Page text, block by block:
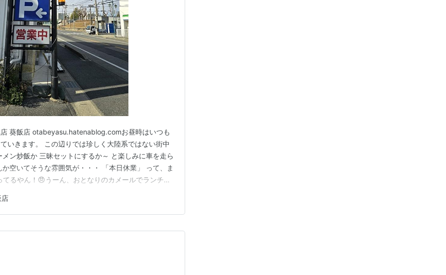
葵飯店 otabeyasu.hatenablog.comお昼時はいつも
いきます。 この辺りでは珍しく大陸系ではない街中
ン炒飯か 三昧セットにするか～ と楽しみに車を走ら
空いてそうな雰囲気が・・・ 「本日休業」 って、ま
るやん！😠うーん、おとなりのカメールでランチも
番の定食メニュー 2026年1月 ランチメニュー１名
店